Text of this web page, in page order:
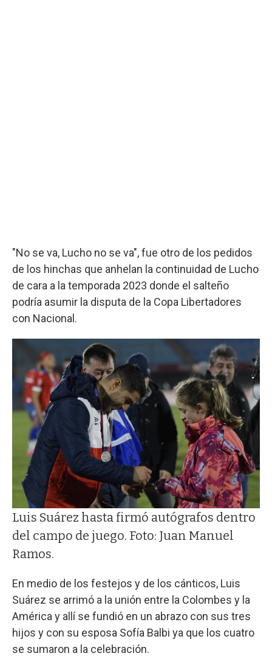
"No se va, Lucho no se va", fue otro de los pedidos
de los hinchas que anhelan la continuidad de Lucho
de cara a la temporada 2023 donde el salteño
podría asumir la disputa de la Copa Libertadores
con Nacional.
Luis Suárez hasta firmó autógrafos dentro
del campo de juego. Foto: Juan Manuel
Ramos.
En medio de los festejos y de los cánticos, Luis
Suárez se arrimó a la unión entre la Colombes y la
América y allí se fundió en un abrazo con sus tres
hijos y con su esposa Sofía Balbi ya que los cuatro
se sumaron a la celebración.